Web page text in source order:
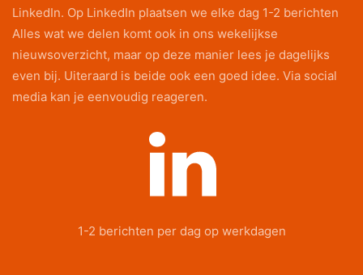
LinkedIn. Op LinkedIn plaatsen we elke dag 1-2 berichten
Alles wat we delen komt ook in ons wekelijkse
nieuwsoverzicht, maar op deze manier lees je dagelijks
even bij. Uiteraard is beide ook een goed idee. Via social
media kan je eenvoudig reageren.
1-2 berichten per dag op werkdagen